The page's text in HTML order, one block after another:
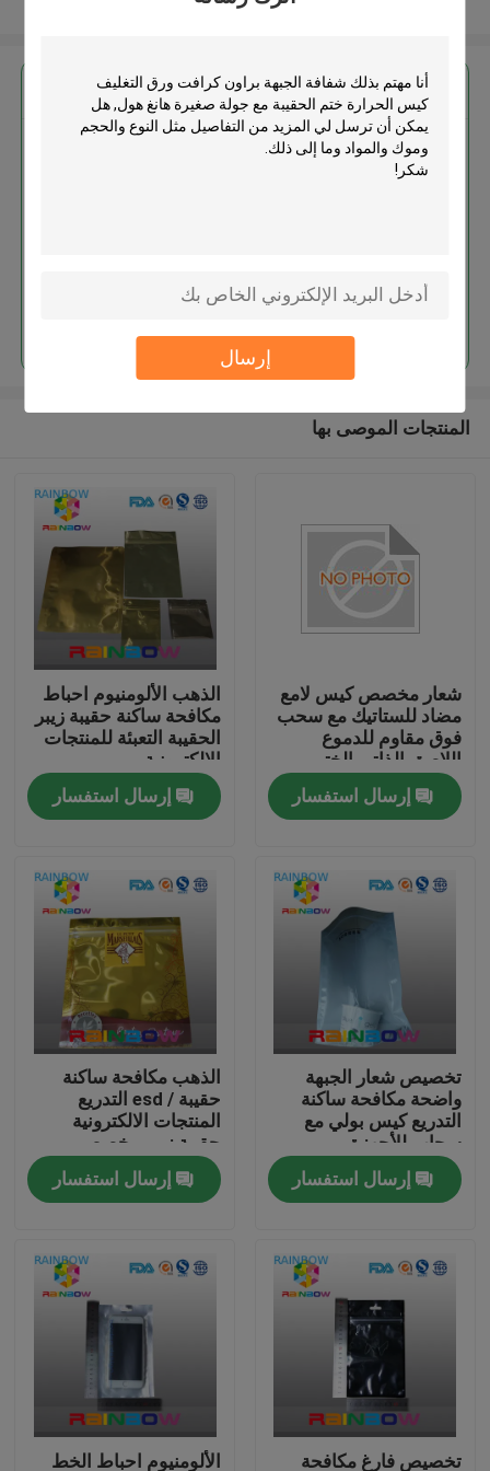
إرسال
اتصل بنا
أخبار
القضايا
الحقائب البلاستيكية التعبئة والتغليف
تغليف كيس الوجبات الخفيفة
صنبور الحقيبة التعبئة والتغليف
احصل على افضل سعر ل
شفافة الجبهة براون كرافت ورق
المنتجات الموصى بها
شعار مخصص كيس لامع
مضاد للستاتيك مع سحب
فوق مقاوم للدموع
اللاصق الذاتي الختم
للمنتجات الإلكترونية
إرسال استفسار
الذهب الألومنيوم احباط
مكافحة ساكنة حقيبة زيبر
الحقيبة التعبئة للمنتجات
الالكترونية
إرسال استفسار
تخصيص شعار الجبهة
واضحة مكافحة ساكنة
التدريع كيس بولي مع
سحاب للأجهزة
الإلكترونية
إرسال استفسار
الذهب مكافحة ساكنة
حقيبة / esd التدريع
المنتجات الالكترونية
حقيبة زيبر مخصص
إرسال استفسار
تخصيص فارغ مكافحة الألومنيوم احباط الخط